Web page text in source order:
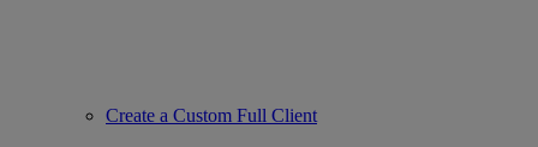
Create a Custom Full Client